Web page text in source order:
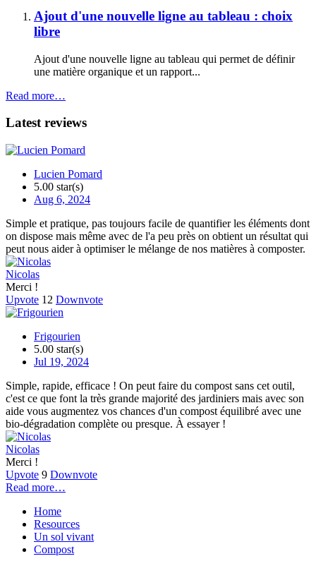
Ajout d'une nouvelle ligne au tableau : choix
libre
Ajout d'une nouvelle ligne au tableau qui permet de définir
une matière organique et un rapport...
Read more…
Latest reviews
Lucien Pomard
5.00 star(s)
Aug 6, 2024
Simple et pratique, pas toujours facile de quantifier les éléments dont
on dispose mais même avec de l'a peu près on obtient un résultat qui
peut nous aider à optimiser le mélange de nos matières à composter.
Nicolas
Merci !
Upvote 12 Downvote
Frigourien
5.00 star(s)
Jul 19, 2024
Simple, rapide, efficace ! On peut faire du compost sans cet outil,
c'est ce que font la très grande majorité des jardiniers mais avec son
aide vous augmentez vos chances d'un compost équilibré avec une
bio-dégradation complète ou presque. À essayer !
Nicolas
Merci !
Upvote 9 Downvote
Read more…
Home
Resources
Un sol vivant
Compost